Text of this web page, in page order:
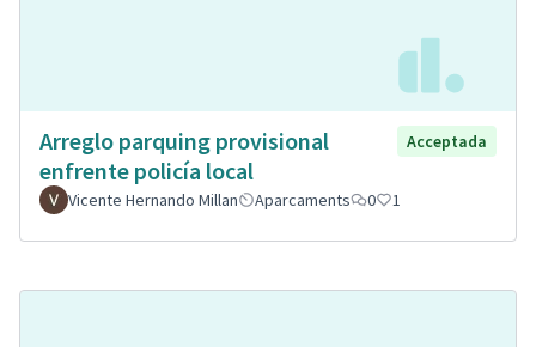
Arreglo parquing provisional
enfrente policía local
Acceptada
Vicente Hernando Millan Aparcaments 0 1